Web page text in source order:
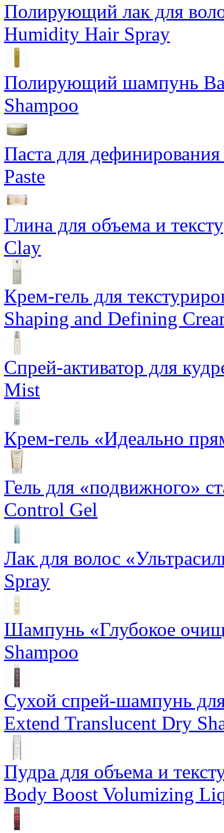
Полирующий лак для
Humidity Hair Spray
Полирующий шампунь
Shampoo
Паста для
Paste
Глина для объема и
Clay
Крем-гель для
Shaping and Defining
Спрей-активатор для
Mist
Крем-гель «Идеально
Гель для «подвижного»
Control Gel
Лак для волос
Spray
Шампунь «Глубокое
Shampoo
Сухой спрей-шампунь
Extend Translucent Dry
Пудра для объема и
Body Boost Volumizing